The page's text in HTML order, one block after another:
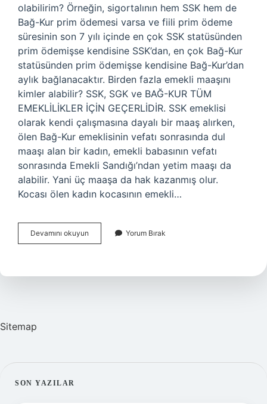
olabilirim? Örneğin, sigortalının hem SSK hem de
Bağ-Kur prim ödemesi varsa ve fiili prim ödeme
süresinin son 7 yılı içinde en çok SSK statüsünden
prim ödemişse kendisine SSK’dan, en çok Bağ-Kur
statüsünden prim ödemişse kendisine Bağ-Kur’dan
aylık bağlanacaktır. Birden fazla emekli maaşını
kimler alabilir? SSK, SGK ve BAĞ-KUR TÜM
EMEKLİLİKLER İÇİN GEÇERLİDİR. SSK emeklisi
olarak kendi çalışmasına dayalı bir maaş alırken,
ölen Bağ-Kur emeklisinin vefatı sonrasında dul
maaşı alan bir kadın, emekli babasının vefatı
sonrasında Emekli Sandığı’ndan yetim maaşı da
alabilir. Yani üç maaşa da hak kazanmış olur.
Kocası ölen kadın kocasının emekli…
Devamını okuyun
Bağ-
Ssk
Yorum Bırak
Sitemap
SIDEBAR
SON YAZILAR